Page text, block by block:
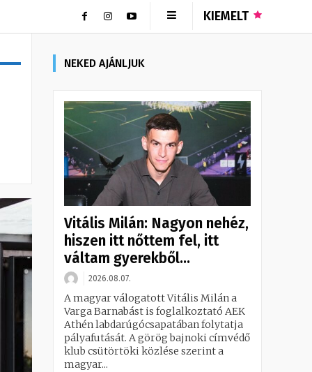
KIEMELT
NEKED AJÁNLJUK
Vitális Milán: Nagyon nehéz,
hiszen itt nőttem fel, itt
váltam gyerekből...
2026.08.07.
A magyar válogatott Vitális Milán a
Varga Barnabást is foglalkoztató AEK
Athén labdarúgócsapatában folytatja
pályafutását. A görög bajnoki címvédő
klub csütörtöki közlése szerint a
magyar...